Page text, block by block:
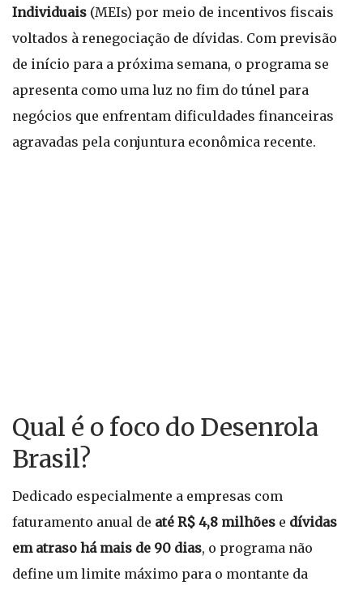
Individuais (MEIs) por meio de incentivos fiscais
voltados à renegociação de dívidas. Com previsão
de início para a próxima semana, o programa se
apresenta como uma luz no fim do túnel para
negócios que enfrentam dificuldades financeiras
agravadas pela conjuntura econômica recente.
Qual é o foco do Desenrola
Brasil?
Dedicado especialmente a empresas com
faturamento anual de até R$ 4,8 milhões e dívidas
em atraso há mais de 90 dias, o programa não
define um limite máximo para o montante da